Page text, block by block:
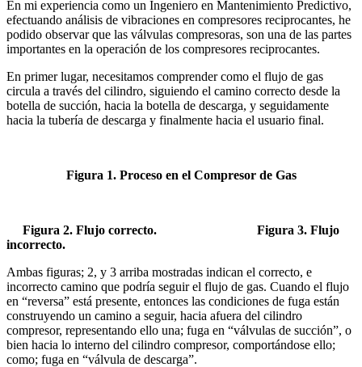
En mi experiencia como un Ingeniero en Mantenimiento Predictivo,
efectuando análisis de vibraciones en compresores reciprocantes, he
podido observar que las válvulas compresoras, son una de las partes
importantes en la operación de los compresores reciprocantes.
En primer lugar, necesitamos comprender como el flujo de gas
circula a través del cilindro, siguiendo el camino correcto desde la
botella de succión, hacia la botella de descarga, y seguidamente
hacia la tubería de descarga y finalmente hacia el usuario final.
Figura 1. Proceso en el Compresor de Gas
Figura 2. Flujo correcto.
Figura 3. Flujo
incorrecto.
Ambas figuras; 2, y 3 arriba mostradas indican el correcto, e
incorrecto camino que podría seguir el flujo de gas. Cuando el flujo
en “reversa” está presente, entonces las condiciones de fuga están
construyendo un camino a seguir, hacia afuera del cilindro
compresor, representando ello una; fuga en “válvulas de succión”, o
bien hacia lo interno del cilindro compresor, comportándose ello;
como; fuga en “válvula de descarga”.